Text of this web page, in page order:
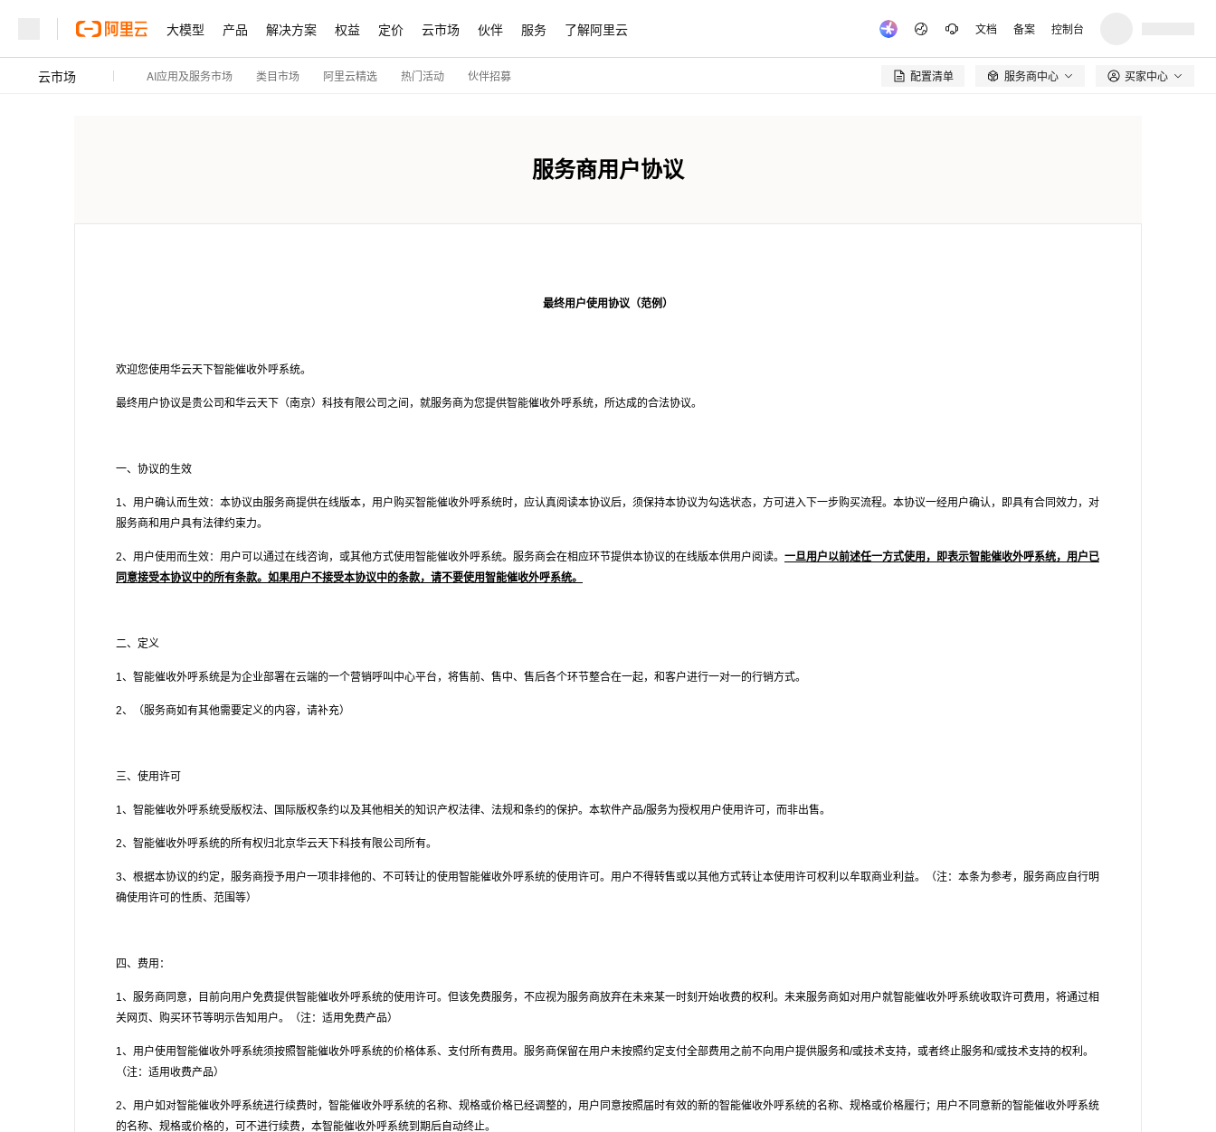
大模型 产品 解决方案 权益 定价 云市场 伙伴 服务 了解阿里云 文档 备案 控制台
云市场 AI应用及服务市场 类目市场 阿里云精选 热门活动 伙伴招募 配置清单  服务商中心 买家中心
服务商用户协议
最终用户使用协议（范例）
欢迎您使用华云天下智能催收外呼系统。
最终用户协议是贵公司和华云天下（南京）科技有限公司之间，就服务商为您提供智能催收外呼系统，所达成的合法协议。
一、协议的生效
1、用户确认而生效：本协议由服务商提供在线版本，用户购买智能催收外呼系统时，应认真阅读本协议后，须保持本协议为勾选状态，方可进入下一步购买流程。本协议一经用户确认，即具有合同效力，对
服务商和用户具有法律约束力。
2、用户使用而生效：用户可以通过在线咨询，或其他方式使用智能催收外呼系统。服务商会在相应环节提供本协议的在线版本供用户阅读。 一旦用户以前述任一方式使用，即表示智能催收外呼系统，用户已
同意接受本协议中的所有条款。如果用户不接受本协议中的条款，请不要使用智能催收外呼系统。
二、定义
1、智能催收外呼系统是为企业部署在云端的一个营销呼叫中心平台，将售前、售中、售后各个环节整合在一起，和客户进行一对一的行销方式。
2、（服务商如有其他需要定义的内容，请补充）
三、使用许可
1、智能催收外呼系统受版权法、国际版权条约以及其他相关的知识产权法律、法规和条约的保护。本软件产品/服务为授权用户使用许可，而非出售。
2、智能催收外呼系统的所有权归北京华云天下科技有限公司所有。
3、根据本协议的约定，服务商授予用户一项非排他的、不可转让的使用智能催收外呼系统的使用许可。用户不得转售或以其他方式转让本使用许可权利以牟取商业利益。（注：本条为参考，服务商应自行明
确使用许可的性质、范围等）
四、费用：
1、服务商同意，目前向用户免费提供智能催收外呼系统的使用许可。但该免费服务，不应视为服务商放弃在未来某一时刻开始收费的权利。未来服务商如对用户就智能催收外呼系统收取许可费用，将通过相
关网页、购买环节等明示告知用户。（注：适用免费产品）
1、用户使用智能催收外呼系统须按照智能催收外呼系统的价格体系、支付所有费用。服务商保留在用户未按照约定支付全部费用之前不向用户提供服务和/或技术支持，或者终止服务和/或技术支持的权利。
（注：适用收费产品）
2、用户如对智能催收外呼系统进行续费时，智能催收外呼系统的名称、规格或价格已经调整的，用户同意按照届时有效的新的智能催收外呼系统的名称、规格或价格履行；用户不同意新的智能催收外呼系统
的名称、规格或价格的，可不进行续费，本智能催收外呼系统到期后自动终止。